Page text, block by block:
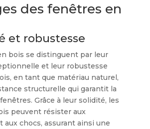
des fenêtres en
et robustesse
bois se distinguent par leur
et leur robustesse
en tant que matériau naturel,
structurelle qui garantit la
Grâce à leur solidité, les
peuvent résister aux
aux chocs, assurant ainsi une